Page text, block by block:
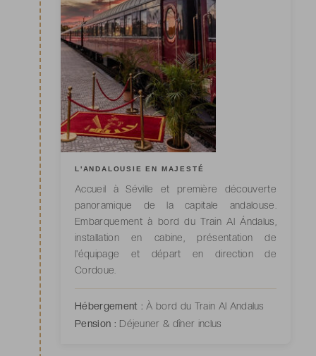
L'ANDALOUSIE EN MAJESTÉ
Accueil à Séville et première découverte
panoramique de la capitale andalouse.
Embarquement à bord du Train Al Ándalus,
installation en cabine, présentation de
l'équipage et départ en direction de
Cordoue.
Hébergement : À bord du Train Al Andalus
Pension : Déjeuner & dîner inclus